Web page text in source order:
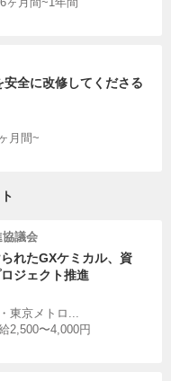
イン≫
まれの方ならば。
う「いんごう」な田舎
ームメンバーがサポー
談だけではなく
全に改修してくださる
月間~
協議会
れたGXケミカル、資
ジェクト推進
東京メトロ...
2,500〜4,000円